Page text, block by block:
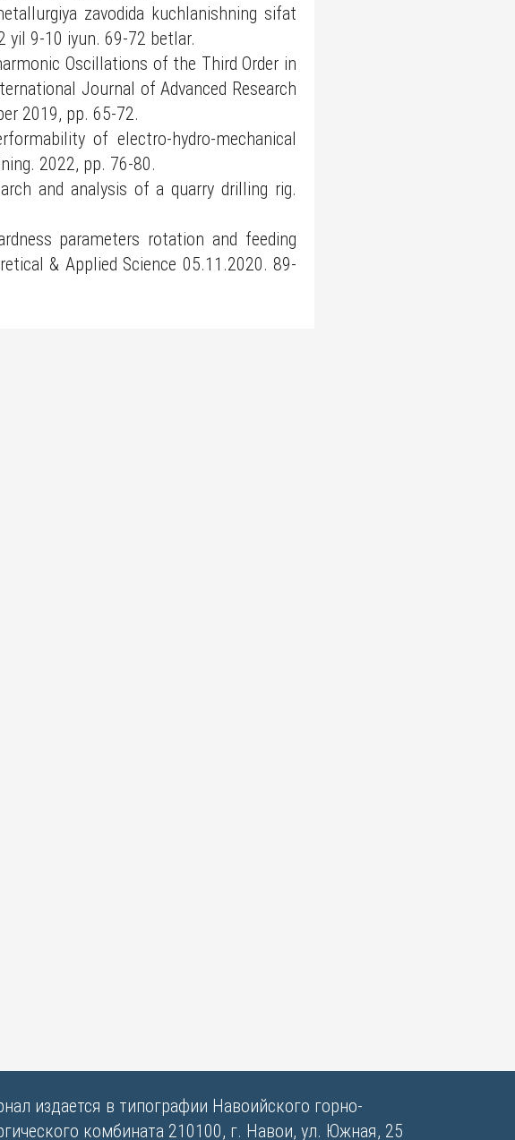
zavodida kuchlanishning sifat
yil 9-10 iyun. 69-72 betlar.
Oscillations of the Third Order in
Journal of Advanced Research
2019, pp. 65-72.
of electro-hydro-mechanical
2022, pp. 76-80.
and analysis of a quarry drilling rig.
parameters rotation and feeding
& Applied Science 05.11.2020. 89-
издается в типографии Навоийского горно-
комбината 210100, г. Навои, ул. Южная, 25